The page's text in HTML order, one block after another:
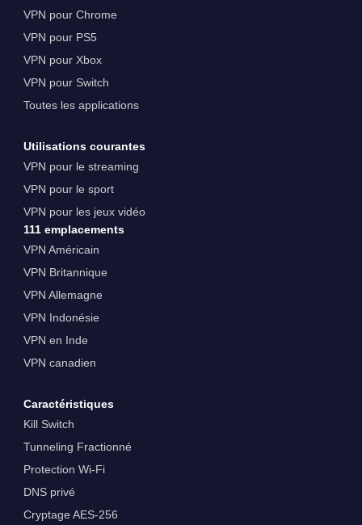
VPN pour Chrome
VPN pour PS5
VPN pour Xbox
VPN pour Switch
Toutes les applications
Utilisations courantes
VPN pour le streaming
VPN pour le sport
VPN pour les jeux vidéo
111 emplacements
VPN Américain
VPN Britannique
VPN Allemagne
VPN Indonésie
VPN en Inde
VPN canadien
Caractéristiques
Kill Switch
Tunneling Fractionné
Protection Wi-Fi
DNS privé
Cryptage AES-256